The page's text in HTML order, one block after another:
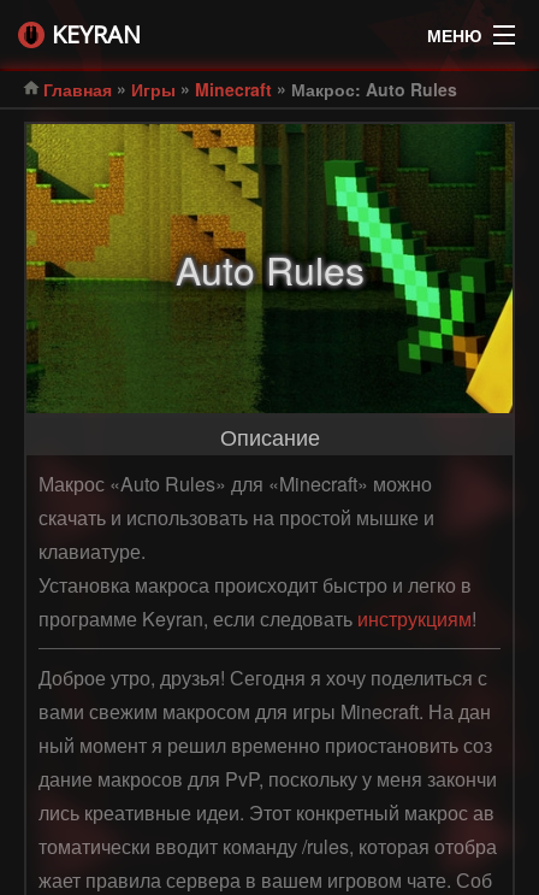
KEYRAN МЕНЮ
Главная » Игры » Minecraft » Макрос: Auto Rules
Auto Rules
Описание
Макрос «Auto Rules» для «Minecraft» можно
скачать и использовать на простой мышке и
клавиатуре.
Установка макроса происходит быстро и легко в
программе Keyran, если следовать инструкциям!
Доброе утро, друзья! Сегодня я хочу поделиться с
вами свежим макросом для игры Minecraft. На дан
ный момент я решил временно приостановить соз
дание макросов для PvP, поскольку у меня закончи
лись креативные идеи. Этот конкретный макрос ав
томатически вводит команду /rules, которая отобра
жает правила сервера в вашем игровом чате. Соб